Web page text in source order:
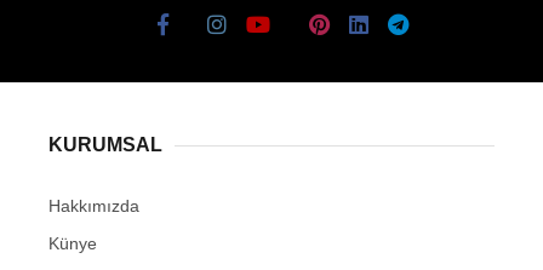
KURUMSAL
Hakkımızda
Künye